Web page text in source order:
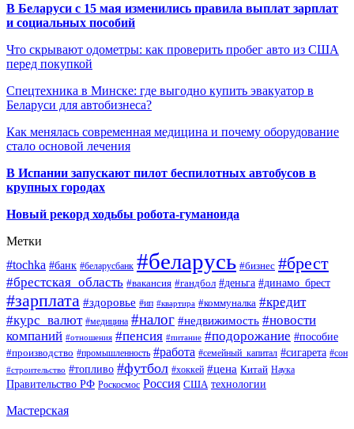
В Беларуси с 15 мая изменились правила выплат зарплат
и социальных пособий
Что скрывают одометры: как проверить пробег авто из США
перед покупкой
Спецтехника в Минске: где выгодно купить эвакуатор в
Беларуси для автобизнеса?
Как менялась современная медицина и почему оборудование
стало основой лечения
В Испании запускают пилот беспилотных автобусов в
крупных городах
Новый рекорд ходьбы робота-гуманоида
Метки
#tochka #банк #беларусбанк #беларусь #бизнес #брест
#брестская_область #вакансия #гандбол #деньга #динамо_брест
#зарплата #здоровье #ип #квартира #коммуналка #кредит
#курс_валют #медицина #налог #недвижимость #новости
компаний #отношения #пенсия #питание #подорожание #пособие
#производство #промышленность #работа #семейный_капитал #сигарета #сон
#строительство #топливо #футбол #хоккей #цена Китай Наука
Правительство РФ Роскосмос Россия США технологии
Мастерская